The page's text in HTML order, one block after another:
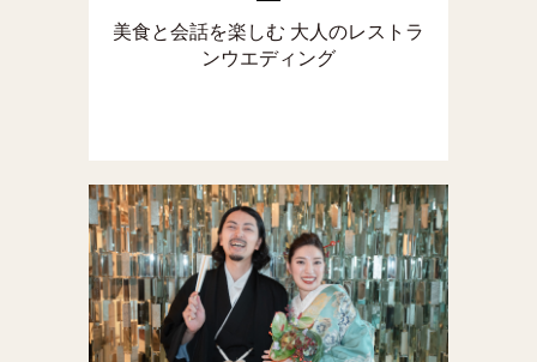
美食と会話を楽しむ 大人のレストラ
ンウエディング